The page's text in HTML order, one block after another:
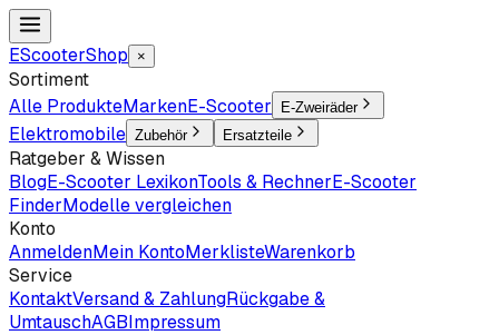
EScooterShop ×
Sortiment
Alle ProdukteMarkenE-Scooter E-Zweiräder
Elektromobile Zubehör Ersatzteile
Ratgeber & Wissen
BlogE-Scooter LexikonTools & RechnerE-Scooter
FinderModelle vergleichen
Konto
AnmeldenMein KontoMerklisteWarenkorb
Service
KontaktVersand & ZahlungRückgabe &
UmtauschAGBImpressum